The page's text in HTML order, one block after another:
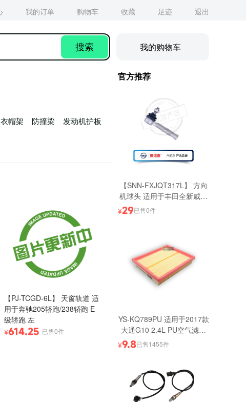
搜索 我的购物车
衣帽架 防撞梁
发动机护板
【PJ-TCGD-6L】 天窗轨道 适
用于奔驰205轿跑/238轿跑 E
级轿跑 左
¥614.25 已售0件
官方推荐
【SNN-FXJQT317L】 方向
机球头 适用于丰田全新威驰
¥29已售0件
YS-KQ789PU 适用于2017款
大通G10 2.4L PU空气滤清
器 原厂质量
¥9.8已售1455件